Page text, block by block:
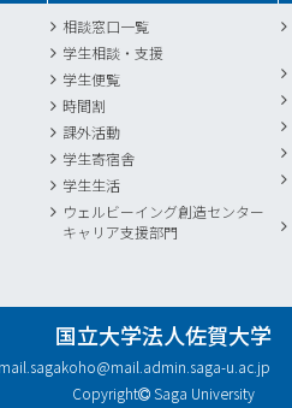
相談窓口一覧
学生相談・支援
学生便覧
時間割
課外活動
学生寄宿舎
学生生活
ウェルビーイング創造センター
キャリア支援部門
国立大学法人佐賀大学
sagakoho@mail.admin.saga-u.ac.jp
Copyright
Saga University